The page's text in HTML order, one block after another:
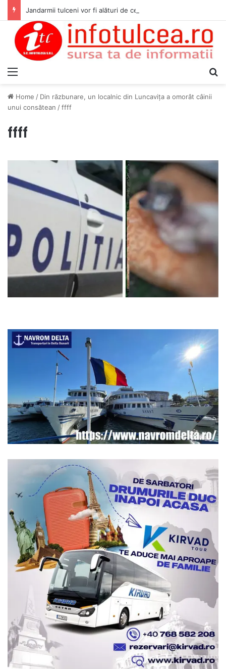
Home / Din răzbunare, un localnic din Luncavița a omorât câinii
unui consătean /ffff
ffff